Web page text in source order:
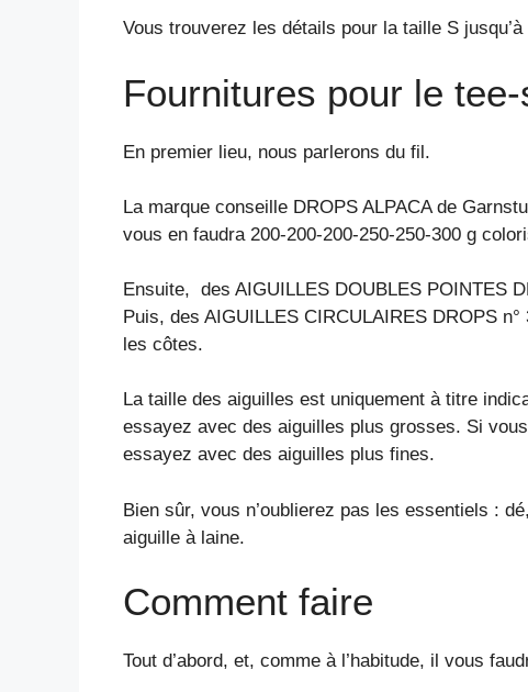
Vous trouverez les détails pour la taille S
Fournitures pour le
En premier lieu, nous parlerons du fil.
La marque conseille DROPS ALPACA de
vous en faudra 200-200-200-250-250-300 g
Ensuite, des AIGUILLES DOUBLES POINTES
Puis, des AIGUILLES CIRCULAIRES DROPS
les côtes.
La taille des aiguilles est uniquement à titre
essayez avec des aiguilles plus grosses. Si
essayez avec des aiguilles plus fines.
Bien sûr, vous n’oublierez pas les essentiels :
aiguille à laine.
Comment faire
Tout d’abord, et, comme à l’habitude, il vous